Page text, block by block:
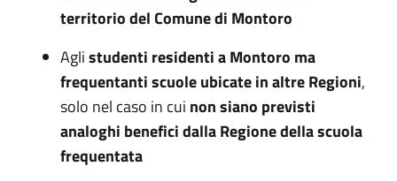
territorio del Comune di Montoro
Aglistudenti residenti a Montoro ma
frequentanti scuole ubicate in altre Regioni,
solo nel caso in cui non siano previsti
analoghi benefici dalla Regione della scuola
frequentata